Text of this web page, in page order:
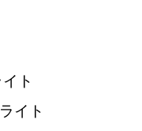
ト
イト